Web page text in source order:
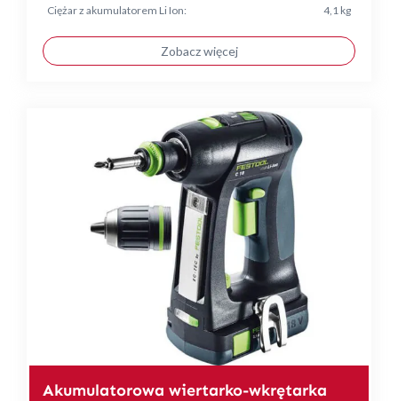
Ciężar z akumulatorem Li Ion:
4,1 kg
Zobacz więcej
Akumulatorowa wiertarko-wkrętarka